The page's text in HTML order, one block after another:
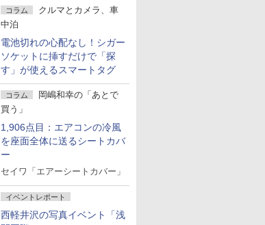
コラム
クルマとカメラ、車
中泊
電池切れの心配なし！シガー
ソケットに挿すだけで「探
す」が使えるスマートタグ
コラム
岡嶋和幸の「あとで
買う」
1,906点目：エアコンの冷風
を座面全体に送るシートカバ
ー
セイワ「エアーシートカバー」
イベントレポート
西軽井沢の写真イベント「浅